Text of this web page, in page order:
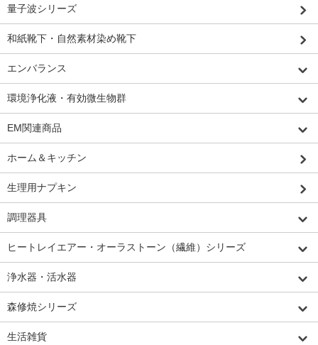
量子波シリーズ
和紙靴下・自然素材染め靴下
エンバランス
環境浄化液・有効微生物群
EM関連商品
ホーム＆キッチン
生理用ナプキン
調理器具
ヒートレイエアー・オーラストーン（繊維）シリーズ
浄水器・活水器
森修焼シリーズ
生活雑貨